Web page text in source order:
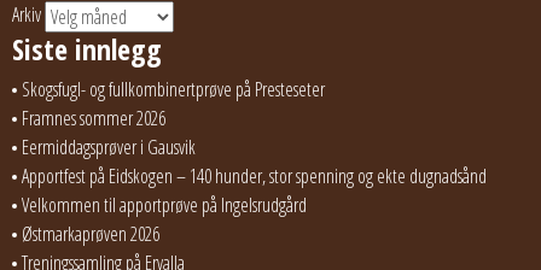
Arkiv
Siste innlegg
Skogsfugl- og fullkombinertprøve på Presteseter
Framnes sommer 2026
Eermiddagsprøver i Gausvik
Apportfest på Eidskogen – 140 hunder, stor spenning og ekte dugnadsånd
Velkommen til apportprøve på Ingelsrudgård
Østmarkaprøven 2026
Treningssamling på Ervalla